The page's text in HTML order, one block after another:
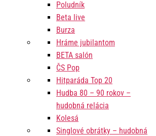
Poludník
Beta live
Burza
Hráme jubilantom
BETA salón
ČS Pop
Hitparáda Top 20
Hudba 80 – 90 rokov –
hudobná relácia
Kolesá
Singlové obrátky – hudobná